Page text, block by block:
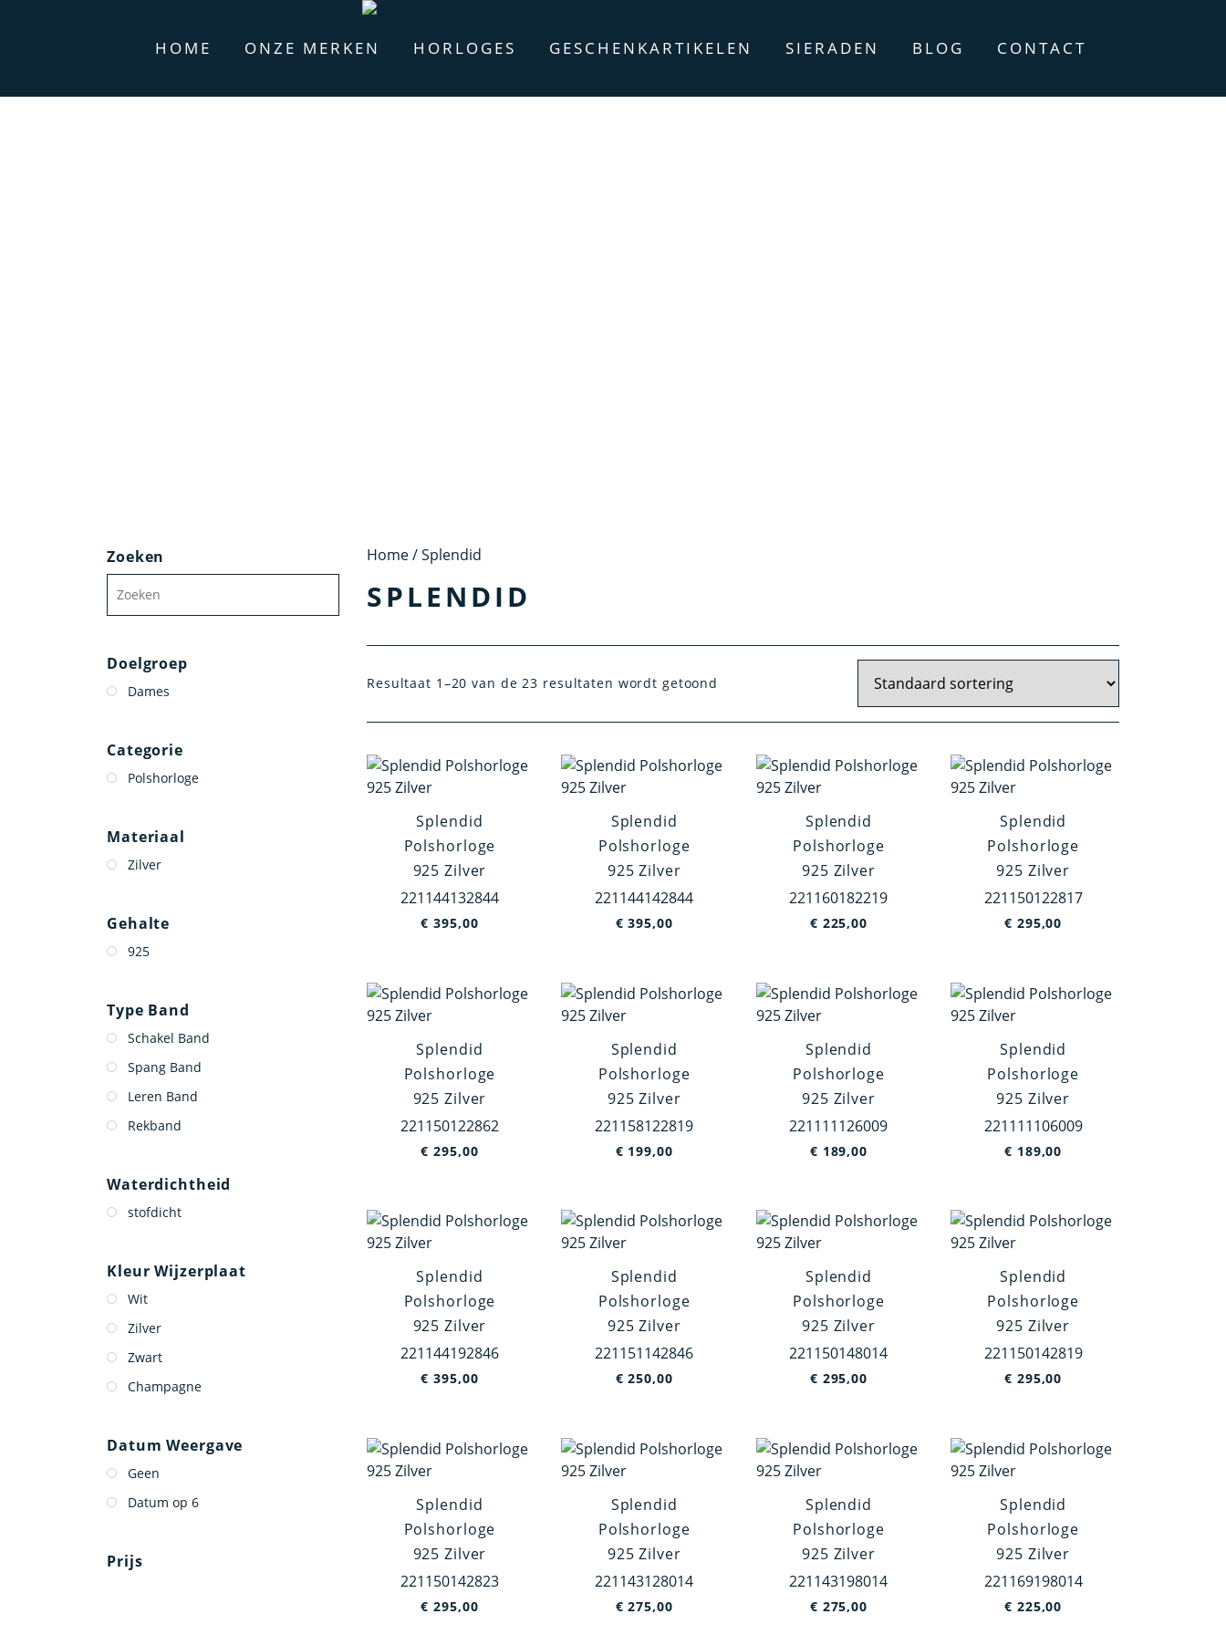
HOME ONZE MERKEN HORLOGES GESCHENKARTIKELEN SIERADEN BLOG CONTACT
Zoeken
Doelgroep
Dames
Categorie
Polshorloge
Materiaal
Zilver
Gehalte
925
Type Band
Schakel Band
Spang Band
Leren Band
Rekband
Waterdichtheid
stofdicht
Kleur Wijzerplaat
Wit
Zilver
Zwart
Champagne
Datum Weergave
Geen
Datum op 6
Prijs
Home/ Splendid
SPLENDID
Resultaat 1–20 van de 23 resultaten wordt getoond
Splendid
Polshorloge
925 Zilver
221144132844
€ 395,00
Splendid
Polshorloge
925 Zilver
221144142844
€ 395,00
Splendid
Polshorloge
925 Zilver
221160182219
€ 225,00
Splendid
Polshorloge
925 Zilver
221150122817
€ 295,00
Splendid
Polshorloge
925 Zilver
221150122862
€ 295,00
Splendid
Polshorloge
925 Zilver
221158122819
€ 199,00
Splendid
Polshorloge
925 Zilver
221111126009
€ 189,00
Splendid
Polshorloge
925 Zilver
221111106009
€ 189,00
Splendid
Polshorloge
925 Zilver
221144192846
€ 395,00
Splendid
Polshorloge
925 Zilver
221151142846
€ 250,00
Splendid
Polshorloge
925 Zilver
221150148014
€ 295,00
Splendid
Polshorloge
925 Zilver
221150142819
€ 295,00
Splendid
Polshorloge
925 Zilver
221150142823
€ 295,00
Splendid
Polshorloge
925 Zilver
221143128014
€ 275,00
Splendid
Polshorloge
925 Zilver
221143198014
€ 275,00
Splendid
Polshorloge
925 Zilver
221169198014
€ 225,00